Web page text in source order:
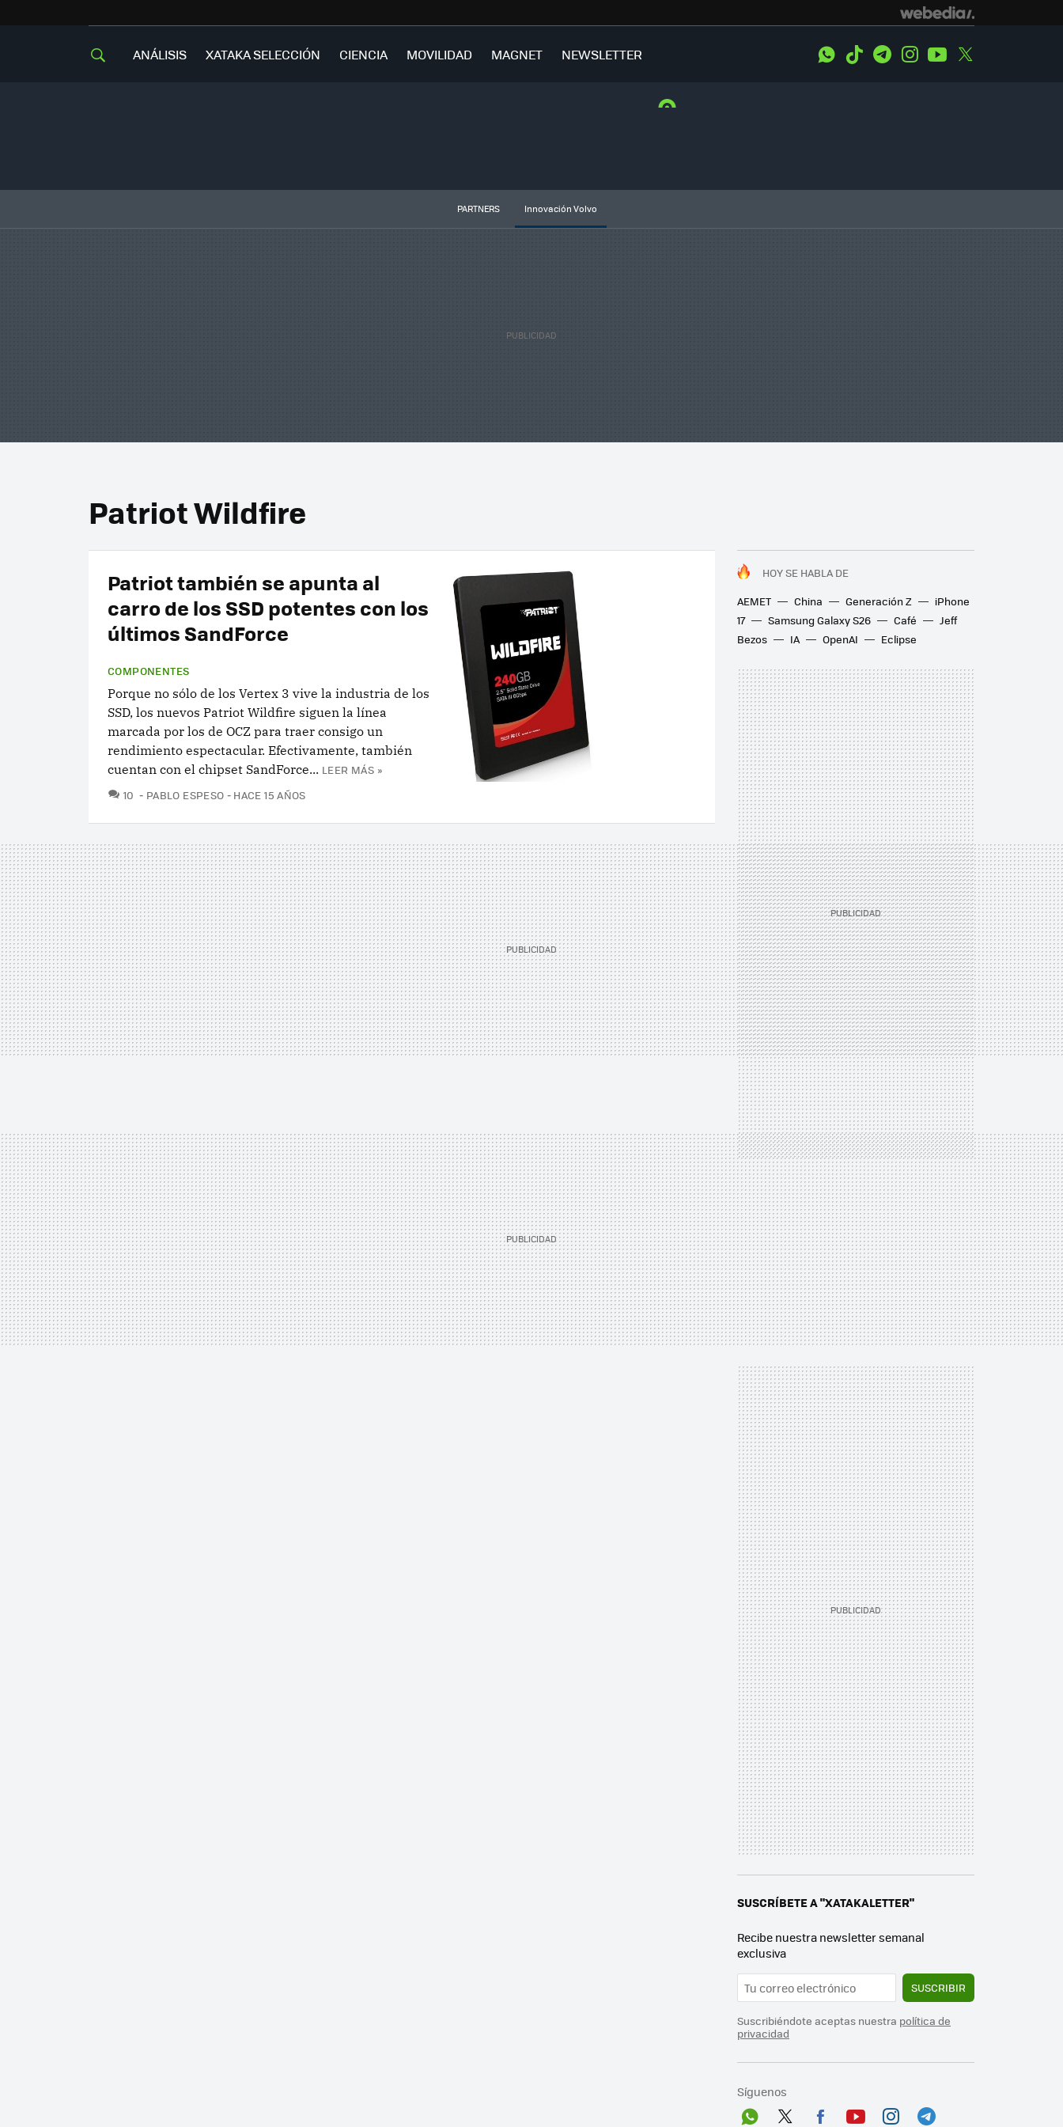
ANÁLISIS XATAKA SELECCIÓN CIENCIA MOVILIDAD MAGNET NEWSLETTER WhatsApp
Tiktok TelegramInstagramYoutube
PARTNERS Innovación Volvo
Patriot Wildfire
HOY SE HABLA DE
AEMET
China Generación Z
iPhone
17
Samsung Galaxy S26 Café
Jeff
Bezos
IA OpenAI Eclipse
Patriot también se apunta al
carro de los SSD potentes con los
últimos SandForce
COMPONENTES
Porque no sólo de los Vertex 3 vive la industria de los
SSD, los nuevos Patriot Wildfire siguen la línea
marcada por los de OCZ para traer consigo un
rendimiento espectacular. Efectivamente, también
cuentan con el chipset SandForce... LEER MÁS »
10 COMENTARIOS
PABLO ESPESO HACE 15 AÑOS
SUSCRÍBETE A "XATAKALETTER"
Recibe nuestra newsletter semanal
exclusiva
SUSCRIBIR
Suscribiéndote aceptas nuestra política de
privacidad
Síguenos